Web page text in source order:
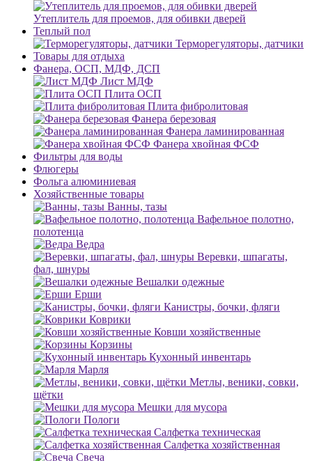
Утеплитель для проемов, для обивки дверей
Теплый пол
Терморегуляторы, датчики
Товары для отдыха
Фанера, ОСП, МДФ, ДСП
Лист МДФ
Плита ОСП
Плита фибролитовая
Фанера березовая
Фанера ламинированная
Фанера хвойная ФСФ
Фильтры для воды
Флюгеры
Фольга алюминиевая
Хозяйственные товары
Ванны, тазы
Вафельное полотно,
полотенца
Ведра
Веревки, шпагаты,
фал, шнуры
Вешалки одежные
Ерши
Канистры, бочки, фляги
Коврики
Ковши хозяйственные
Корзины
Кухонный инвентарь
Марля
Метлы, веники, совки,
щётки
Мешки для мусора
Пологи
Салфетка техническая
Салфетка хозяйственная
Свеча